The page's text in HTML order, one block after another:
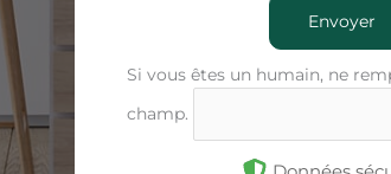
Envoyer
Si vous êtes un humain, ne
champ.